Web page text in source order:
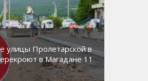
улицы Пролетарской в
в Магадане 11